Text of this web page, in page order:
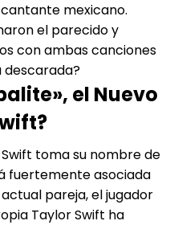
mexicano.
el parecido y
con ambas canciones
descarada?
el Nuevo
toma su nombre de
fuertemente asociada
pareja, el jugador
Taylor Swift ha